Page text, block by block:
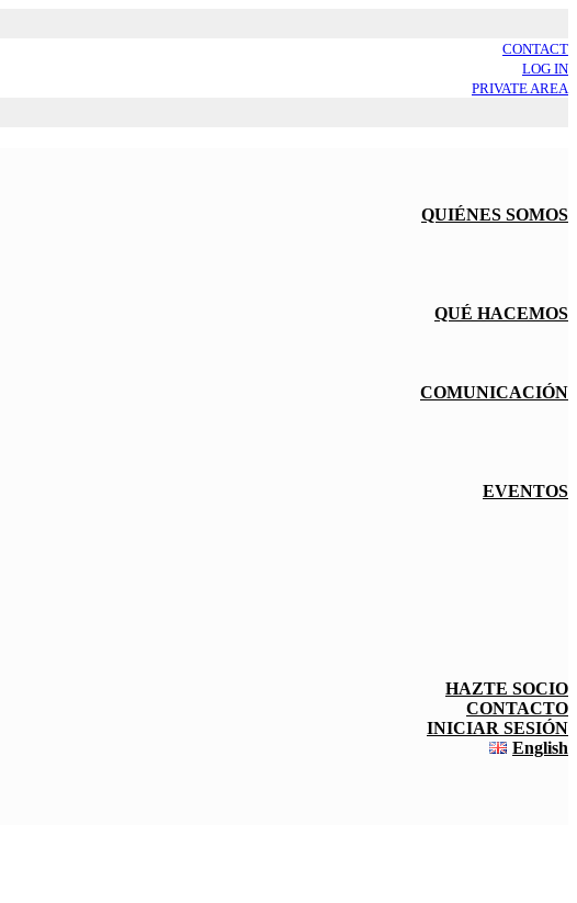
CONTACT
LOG IN
PRIVATE AREA
QUIÉNES SOMOS
QUÉ HACEMOS
COMUNICACIÓN
EVENTOS
HAZTE SOCIO
CONTACTO
INICIAR SESIÓN
English